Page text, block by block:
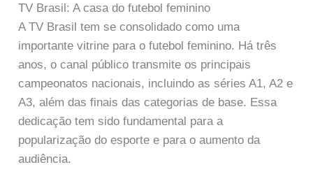
TV Brasil: A casa do futebol feminino
A TV Brasil tem se consolidado como uma
importante vitrine para o futebol feminino. Há três
anos, o canal público transmite os principais
campeonatos nacionais, incluindo as séries A1, A2 e
A3, além das finais das categorias de base. Essa
dedicação tem sido fundamental para a
popularização do esporte e para o aumento da
audiência.